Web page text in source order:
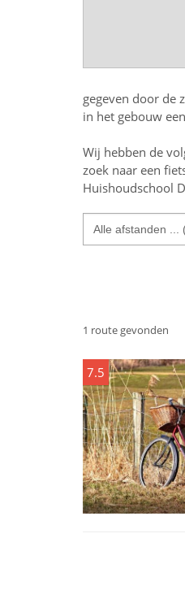
gegeven door de
in het gebouw
Wij hebben de
zoek naar een
Huishoudschool
Alle afstanden ...
1 route gevonden
7.5